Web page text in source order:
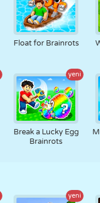
Float for Brainrots
yeni
Break a Lucky Egg
Brainrots
yeni